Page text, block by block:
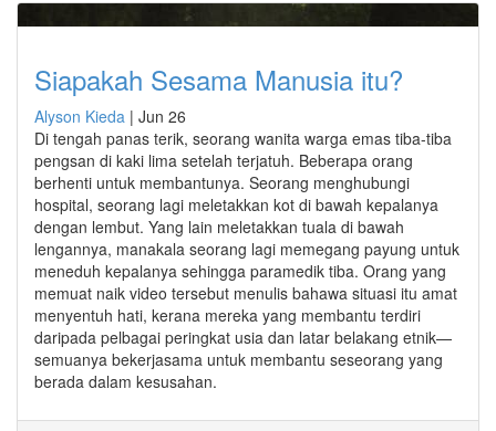
Siapakah Sesama Manusia itu?
Alyson Kieda | Jun 26
Di tengah panas terik, seorang wanita warga emas tiba-tiba
pengsan di kaki lima setelah terjatuh. Beberapa orang
berhenti untuk membantunya. Seorang menghubungi
hospital, seorang lagi meletakkan kot di bawah kepalanya
dengan lembut. Yang lain meletakkan tuala di bawah
lengannya, manakala seorang lagi memegang payung untuk
meneduh kepalanya sehingga paramedik tiba. Orang yang
memuat naik video tersebut menulis bahawa situasi itu amat
menyentuh hati, kerana mereka yang membantu terdiri
daripada pelbagai peringkat usia dan latar belakang etnik—
semuanya bekerjasama untuk membantu seseorang yang
berada dalam kesusahan.